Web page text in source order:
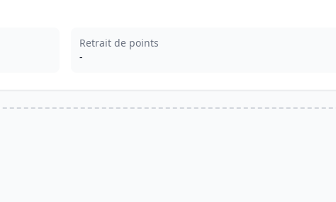
Retrait de points
-